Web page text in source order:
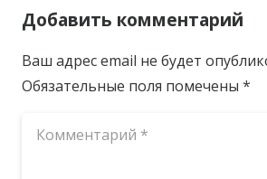
Добавить комментарий
Ваш адрес email не будет
Обязательные поля помечены *